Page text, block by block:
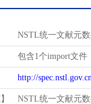
NSTL统一文献元
包含1个import文件
http://
NSTL统一文献元